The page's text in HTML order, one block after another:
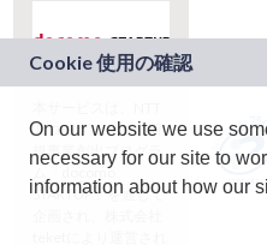
ドコモグループの新
規事業創出プログラ
ム「docomo
STARTUP」を通じて
On our website we use
necessary for our site to
information about how our